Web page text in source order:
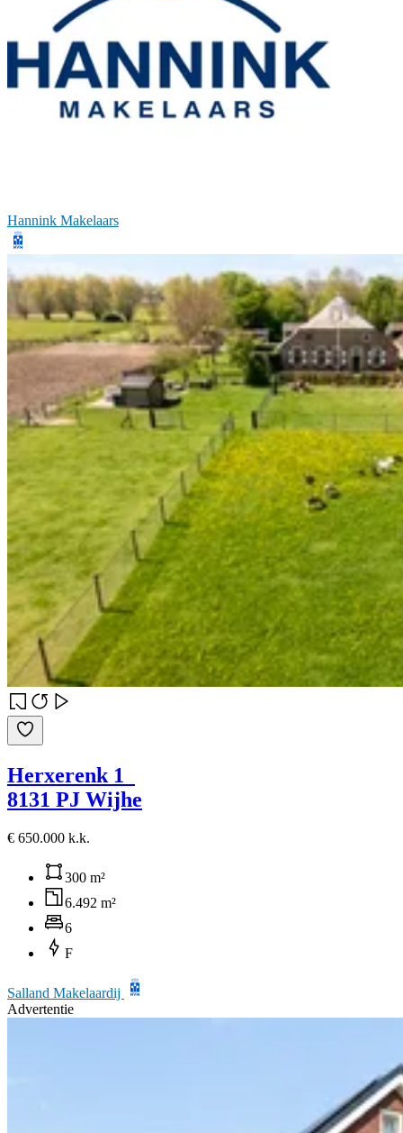
Hannink Makelaars
Herxerenk 1
8131 PJ Wijhe
€ 650.000 k.k.
300 m²
6.492 m²
6
F
Salland Makelaardij
Advertentie